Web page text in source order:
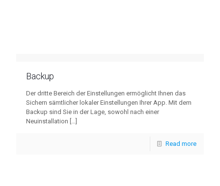
Backup
Der dritte Bereich der Einstellungen ermöglicht Ihnen das
Sichern sämtlicher lokaler Einstellungen Ihrer App. Mit dem
Backup sind Sie in der Lage, sowohl nach einer
Neuinstallation […]
Read more